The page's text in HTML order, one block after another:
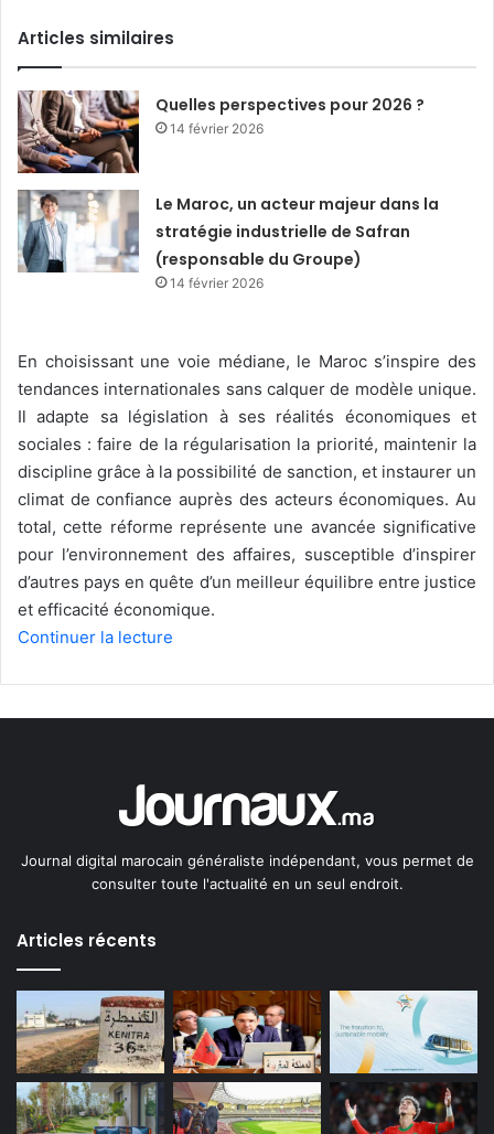
Articles similaires
Quelles perspectives pour 2026 ?
14 février 2026
Le Maroc, un acteur majeur dans la
stratégie industrielle de Safran
(responsable du Groupe)
14 février 2026
En choisissant une voie médiane, le Maroc s’inspire des
tendances internationales sans calquer de modèle unique.
Il adapte sa législation à ses réalités économiques et
sociales : faire de la régularisation la priorité, maintenir la
discipline grâce à la possibilité de sanction, et instaurer un
climat de confiance auprès des acteurs économiques. Au
total, cette réforme représente une avancée significative
pour l’environnement des affaires, susceptible d’inspirer
d’autres pays en quête d’un meilleur équilibre entre justice
et efficacité économique.
Continuer la lecture
Journal digital marocain généraliste indépendant, vous permet de
consulter toute l'actualité en un seul endroit.
Articles récents